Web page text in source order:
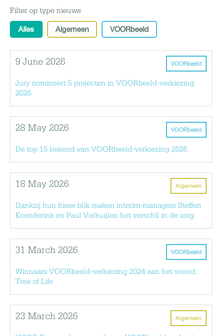
Filter op type nieuws
Alles Algemeen VOORbeeld
VOORbeeld
9 June 2026
Jury nomineert 5 projecten in VOORbeeld-verkiezing
2026
VOORbeeld
28 May 2026
De top 15 bekend van VOORbeeld-verkiezing 2026
Algemeen
18 May 2026
Dankzij hun frisse blik maken interim-managers Steffen
Koenderink en Paul Verkuijlen het verschil in de zorg
VOORbeeld
31 March 2026
Winnaars VOORbeeld-verkiezing 2024 aan het woord:
Tree of Life
Algemeen
23 March 2026